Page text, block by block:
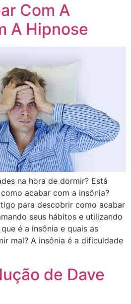
Com A
A Hipnose
na hora de dormir? Está
acabar com a insônia?
para descobrir como acabar
seus hábitos e utilizando
é a insônia e quais as
mal? A insônia é a dificuldade
de Dave